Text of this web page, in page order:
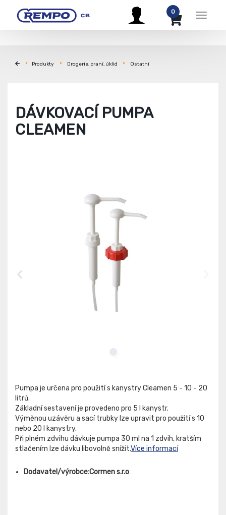
Menu
0
Produkty Drogerie, praní, úklid Ostatní
DÁVKOVACÍ PUMPA
CLEAMEN
Pumpa je určena pro použití s kanystry Cleamen 5 - 10 - 20
litrů.
Základní sestavení je provedeno pro 5 l kanystr.
Výměnou uzávěru a sací trubky lze upravit pro použití s 10
nebo 20 l kanystry.
Při plném zdvihu dávkuje pumpa 30 ml na 1 zdvih, kratším
stlačením lze dávku libovolně snížit.Více informací
Dodavatel/výrobce:Cormen s.r.o